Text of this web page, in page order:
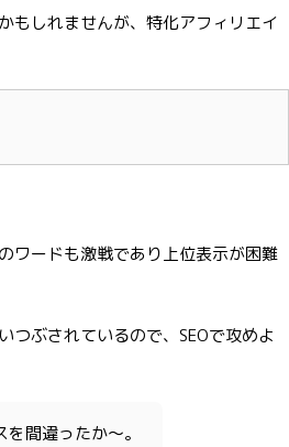
もしれませんが、特化アフィリエイ
ワードも激戦であり上位表示が困難
つぶされているので、SEOで攻めよ
間違ったか〜。